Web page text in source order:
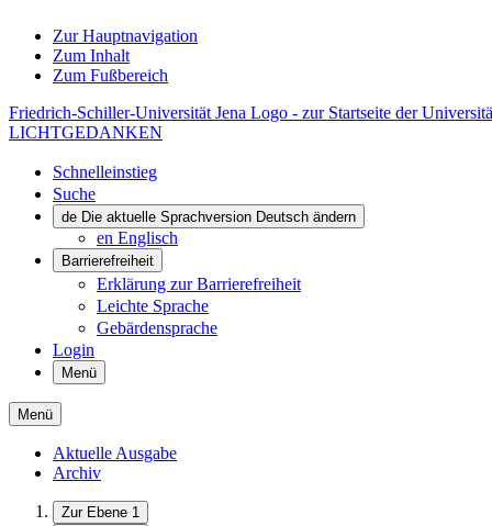
Zur Hauptnavigation
Zum Inhalt
Zum Fußbereich
Friedrich-Schiller-Universität Jena Logo - zur Startseite der
LICHTGEDANKEN
Schnelleinstieg
Suche
de Die aktuelle Sprachversion Deutsch ändern
en Englisch
Barrierefreiheit
Erklärung zur Barrierefreiheit
Leichte Sprache
Gebärdensprache
Login
Menü
Menü
Aktuelle Ausgabe
Archiv
Zur Ebene 1